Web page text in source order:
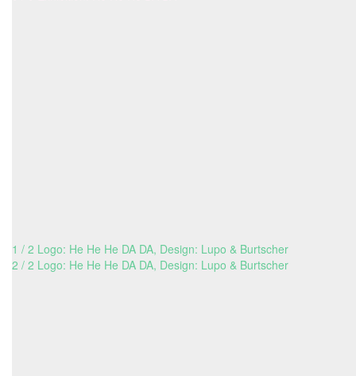
1 / 2 Logo: He He He DA DA, Design: Lupo & Burtscher
2 / 2 Logo: He He He DA DA, Design: Lupo & Burtscher